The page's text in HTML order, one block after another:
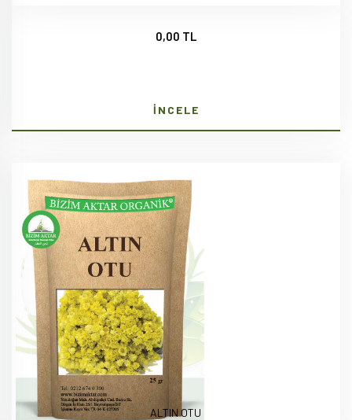
0,00 TL
İNCELE
ALTIN OTU